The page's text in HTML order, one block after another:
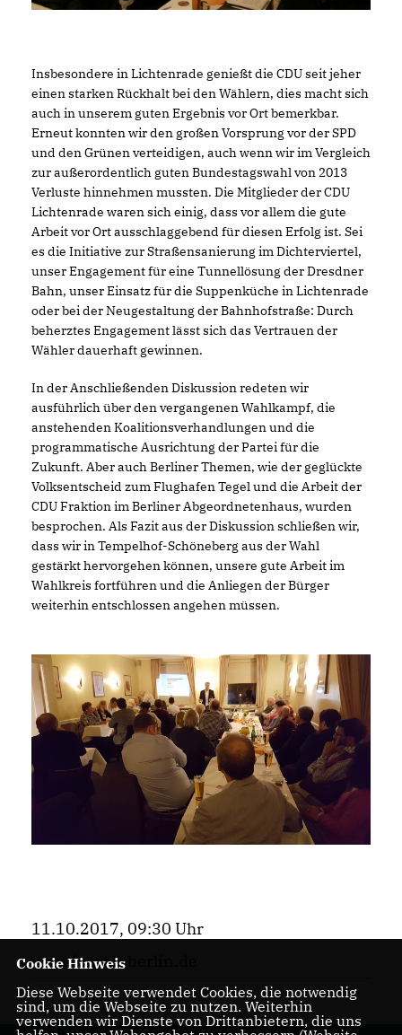
Insbesondere in Lichtenrade genießt die CDU seit jeher
einen starken Rückhalt bei den Wählern, dies macht sich
auch in unserem guten Ergebnis vor Ort bemerkbar.
Erneut konnten wir den großen Vorsprung vor der SPD
und den Grünen verteidigen, auch wenn wir im Vergleich
zur außerordentlich guten Bundestagswahl von 2013
Verluste hinnehmen mussten. Die Mitglieder der CDU
Lichtenrade waren sich einig, dass vor allem die gute
Arbeit vor Ort ausschlaggebend für diesen Erfolg ist. Sei
es die Initiative zur Straßensanierung im Dichterviertel,
unser Engagement für eine Tunnellösung der Dresdner
Bahn, unser Einsatz für die Suppenküche in Lichtenrade
oder bei der Neugestaltung der Bahnhofstraße: Durch
beherztes Engagement lässt sich das Vertrauen der
Wähler dauerhaft gewinnen.
In der Anschließenden Diskussion redeten wir
ausführlich über den vergangenen Wahlkampf, die
anstehenden Koalitionsverhandlungen und die
programmatische Ausrichtung der Partei für die
Zukunft. Aber auch Berliner Themen, wie der geglückte
Volksentscheid zum Flughafen Tegel und die Arbeit der
CDU Fraktion im Berliner Abgeordnetenhaus, wurden
besprochen. Als Fazit aus der Diskussion schließen wir,
dass wir in Tempelhof-Schöneberg aus der Wahl
gestärkt hervorgehen können, unsere gute Arbeit im
Wahlkreis fortführen und die Anliegen der Bürger
weiterhin entschlossen angehen müssen.
11.10.2017, 09:30 Uhr
www.luczak-berlin.de
Cookie Hinweis
Diese Webseite verwendet Cookies, die notwendig
sind, um die Webseite zu nutzen. Weiterhin
verwenden wir Dienste von Drittanbietern, die uns